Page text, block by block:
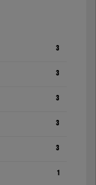
3
3
3
3
3
1